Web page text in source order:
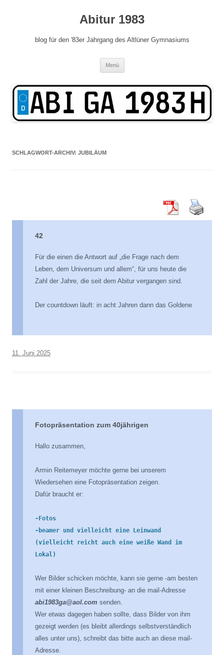
Abitur 1983
blog für den '83er Jahrgang des Altlüner Gymnasiums
Menü
SCHLAGWORT-ARCHIV: JUBILÄUM
42
Für die einen die Antwort auf „die Frage nach dem
Leben, dem Universum und allem“, für uns heute die
Zahl der Jahre, die seit dem Abitur vergangen sind.
Der countdown läuft: in acht Jahren dann das Goldene
11. Juni 2025
Fotopräsentation zum 40jährigen
Hallo zusammen,
Armin Reitemeyer möchte gerne bei unserem
Wiedersehen eine Fotopräsentation zeigen.
Dafür braucht er:
-Fotos
-beamer und vielleicht eine Leinwand
(vielleicht reicht auch eine weiße Wand im
Lokal)
Wer Bilder schicken möchte, kann sie gerne -am besten
mit einer kleinen Beschreibung- an die mail-Adresse
abi1983ga@aol.com senden.
Wer etwas dagegen haben sollte, dass Bilder von ihm
gezeigt werden (es bleibt allerdings selbstverständlich
alles unter uns), schreibt das bitte auch an diese mail-
Adresse.